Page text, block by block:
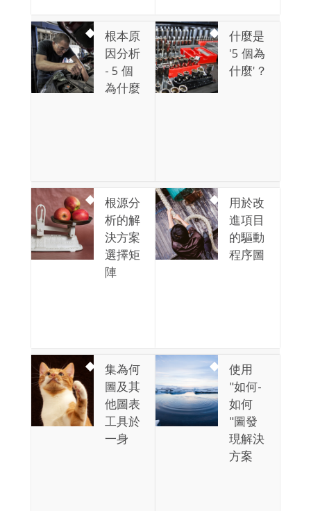
根本原
因分析
- 5 個
為什麼
什麼是
'5 個為
什麼'？
根源分
析的解
決方案
選擇矩
陣
用於改
進項目
的驅動
程序圖
集為何
圖及其
他圖表
工具於
一身
使用
"如何-
如何
"圖發
現解決
方案